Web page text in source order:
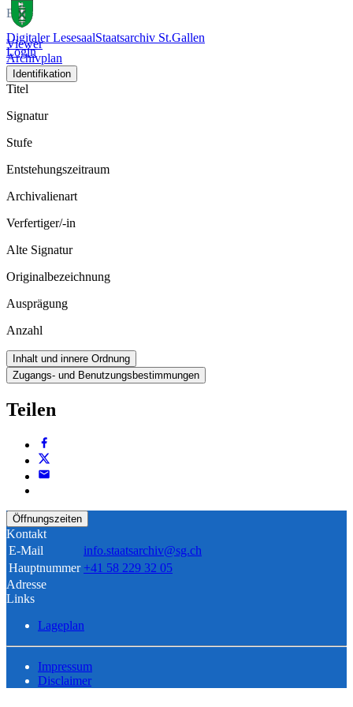
Digitaler LesesaalStaatsarchiv St.Gallen
Login
Bild
Viewer
Archivplan
Identifikation
Titel
Signatur
Stufe
Entstehungszeitraum
Archivalienart
Verfertiger/-in
Alte Signatur
Originalbezeichnung
Ausprägung
Anzahl
Inhalt und innere Ordnung
Zugangs- und Benutzungsbestimmungen
Teilen
Öffnungszeiten
Kontakt
E-Mail
info.staatsarchiv@sg.ch
Hauptnummer +41 58 229 32 05
Adresse
Links
Lageplan
Impressum
Disclaimer